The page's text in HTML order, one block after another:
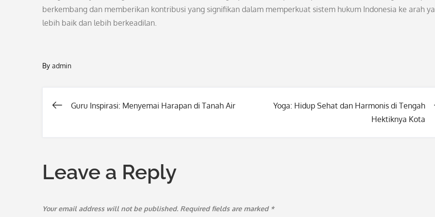
berkembang dan memberikan kontribusi yang signifikan dalam memperkuat sistem hukum Indonesia ke arah
lebih baik dan lebih berkeadilan.
By admin
Post
Guru Inspirasi: Menyemai Harapan di Tanah Air
Yoga: Hidup Sehat dan Harmonis di Tengah
Hektiknya Kota
Leave a Reply
Your email address will not be published. Required fields are marked *